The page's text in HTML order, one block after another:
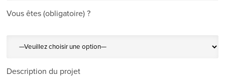
Vous êtes (obligatoire) ?
Description du projet